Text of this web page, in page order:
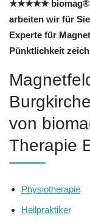
★★★★★ biomag®,
arbeiten wir für
Experte für
Pünktlichkeit
von
Therapie
Physiotherapie
Heilpraktiker